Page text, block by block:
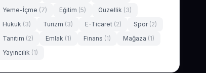
Yeme-İçme (7) Eğitim (5) Güzellik (3)
Hukuk (3) Turizm (3) E-Ticaret (2) Spor (2)
Tanıtım (2) Emlak (1) Finans (1) Mağaza (1)
Yayıncılık (1)